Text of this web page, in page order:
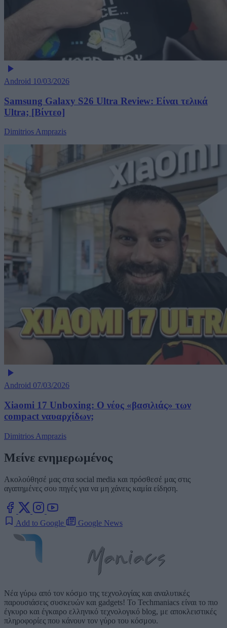
Android 10/03/2026
Samsung Galaxy S26 Ultra Review: Είναι τελικά
Ultra; [Βίντεο]
Dimitrios Amprazis
Android 07/03/2026
Xiaomi 17 Unboxing: Ο νέος «βασιλιάς» των
compact ναυαρχίδων;
Dimitrios Amprazis
Μείνε ενημερωμένος
Ακολούθησέ μας στα social media και πρόσθεσέ μας στις
αγαπημένες σου πηγές για να μη χάνεις καμία είδηση.
Add to Google Google News
Νέα γύρω από τον κόσμο της τεχνολογίας και αναλυτικές
παρουσιάσεις συσκευών και gadgets! Το Techmaniacs είναι το πιο
έγκυρο και έγκαιρο ελληνικό τεχνολογικό blog, με αποκλειστικές
πληροφορίες που κάνουν τον γύρο του κόσμου.